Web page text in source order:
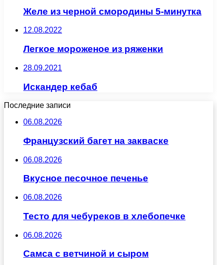
Желе из черной смородины 5-минутка
12.08.2022
Легкое мороженое из ряженки
28.09.2021
Искандер кебаб
Последние записи
06.08.2026
Французский багет на закваске
06.08.2026
Вкусное песочное печенье
06.08.2026
Тесто для чебуреков в хлебопечке
06.08.2026
Самса с ветчиной и сыром